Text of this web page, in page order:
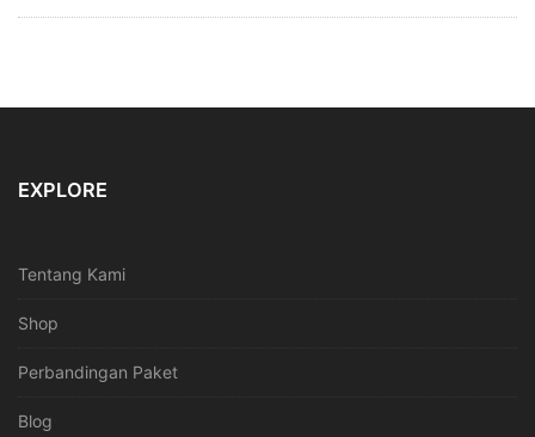
EXPLORE
Tentang Kami
Shop
Perbandingan Paket
Blog